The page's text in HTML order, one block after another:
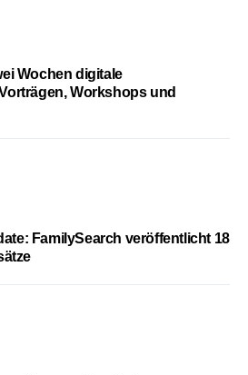
Wochen digitale
Workshops und
FamilySearch veröffentlicht 18